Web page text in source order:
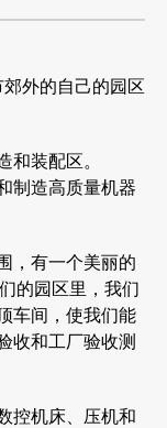
外的自己的园区
和装配区。
制造高质量机器
，有一个美丽的
的园区里，我们
车间，使我们能
收和工厂验收测
控机床、压机和